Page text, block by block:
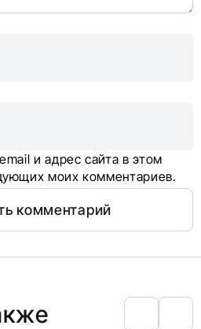
и адрес сайта в этом
моих комментариев.